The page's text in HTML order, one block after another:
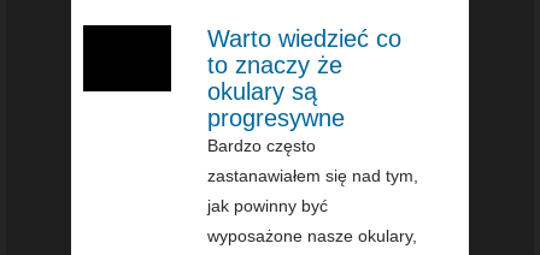
Warto wiedzieć co
to znaczy że
okulary są
progresywne
Bardzo często
zastanawiałem się nad tym,
jak powinny być
wyposażone nasze okulary,